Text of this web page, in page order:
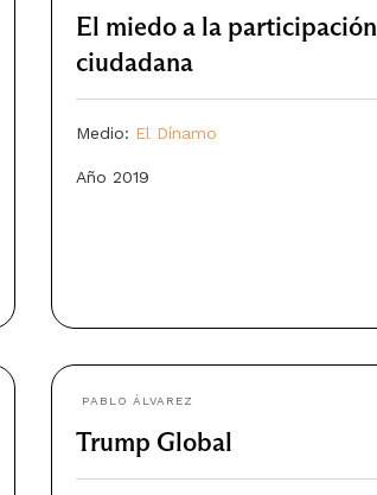
El miedo a la participación
ciudadana
Medio: El Dínamo
Año 2019
PABLO ÁLVAREZ
Trump Global